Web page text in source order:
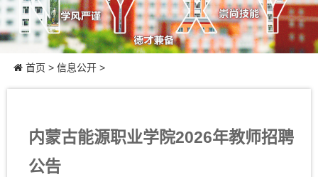
首页 > 信息公开 >
内蒙古能源职业学院2026年教师招聘
公告